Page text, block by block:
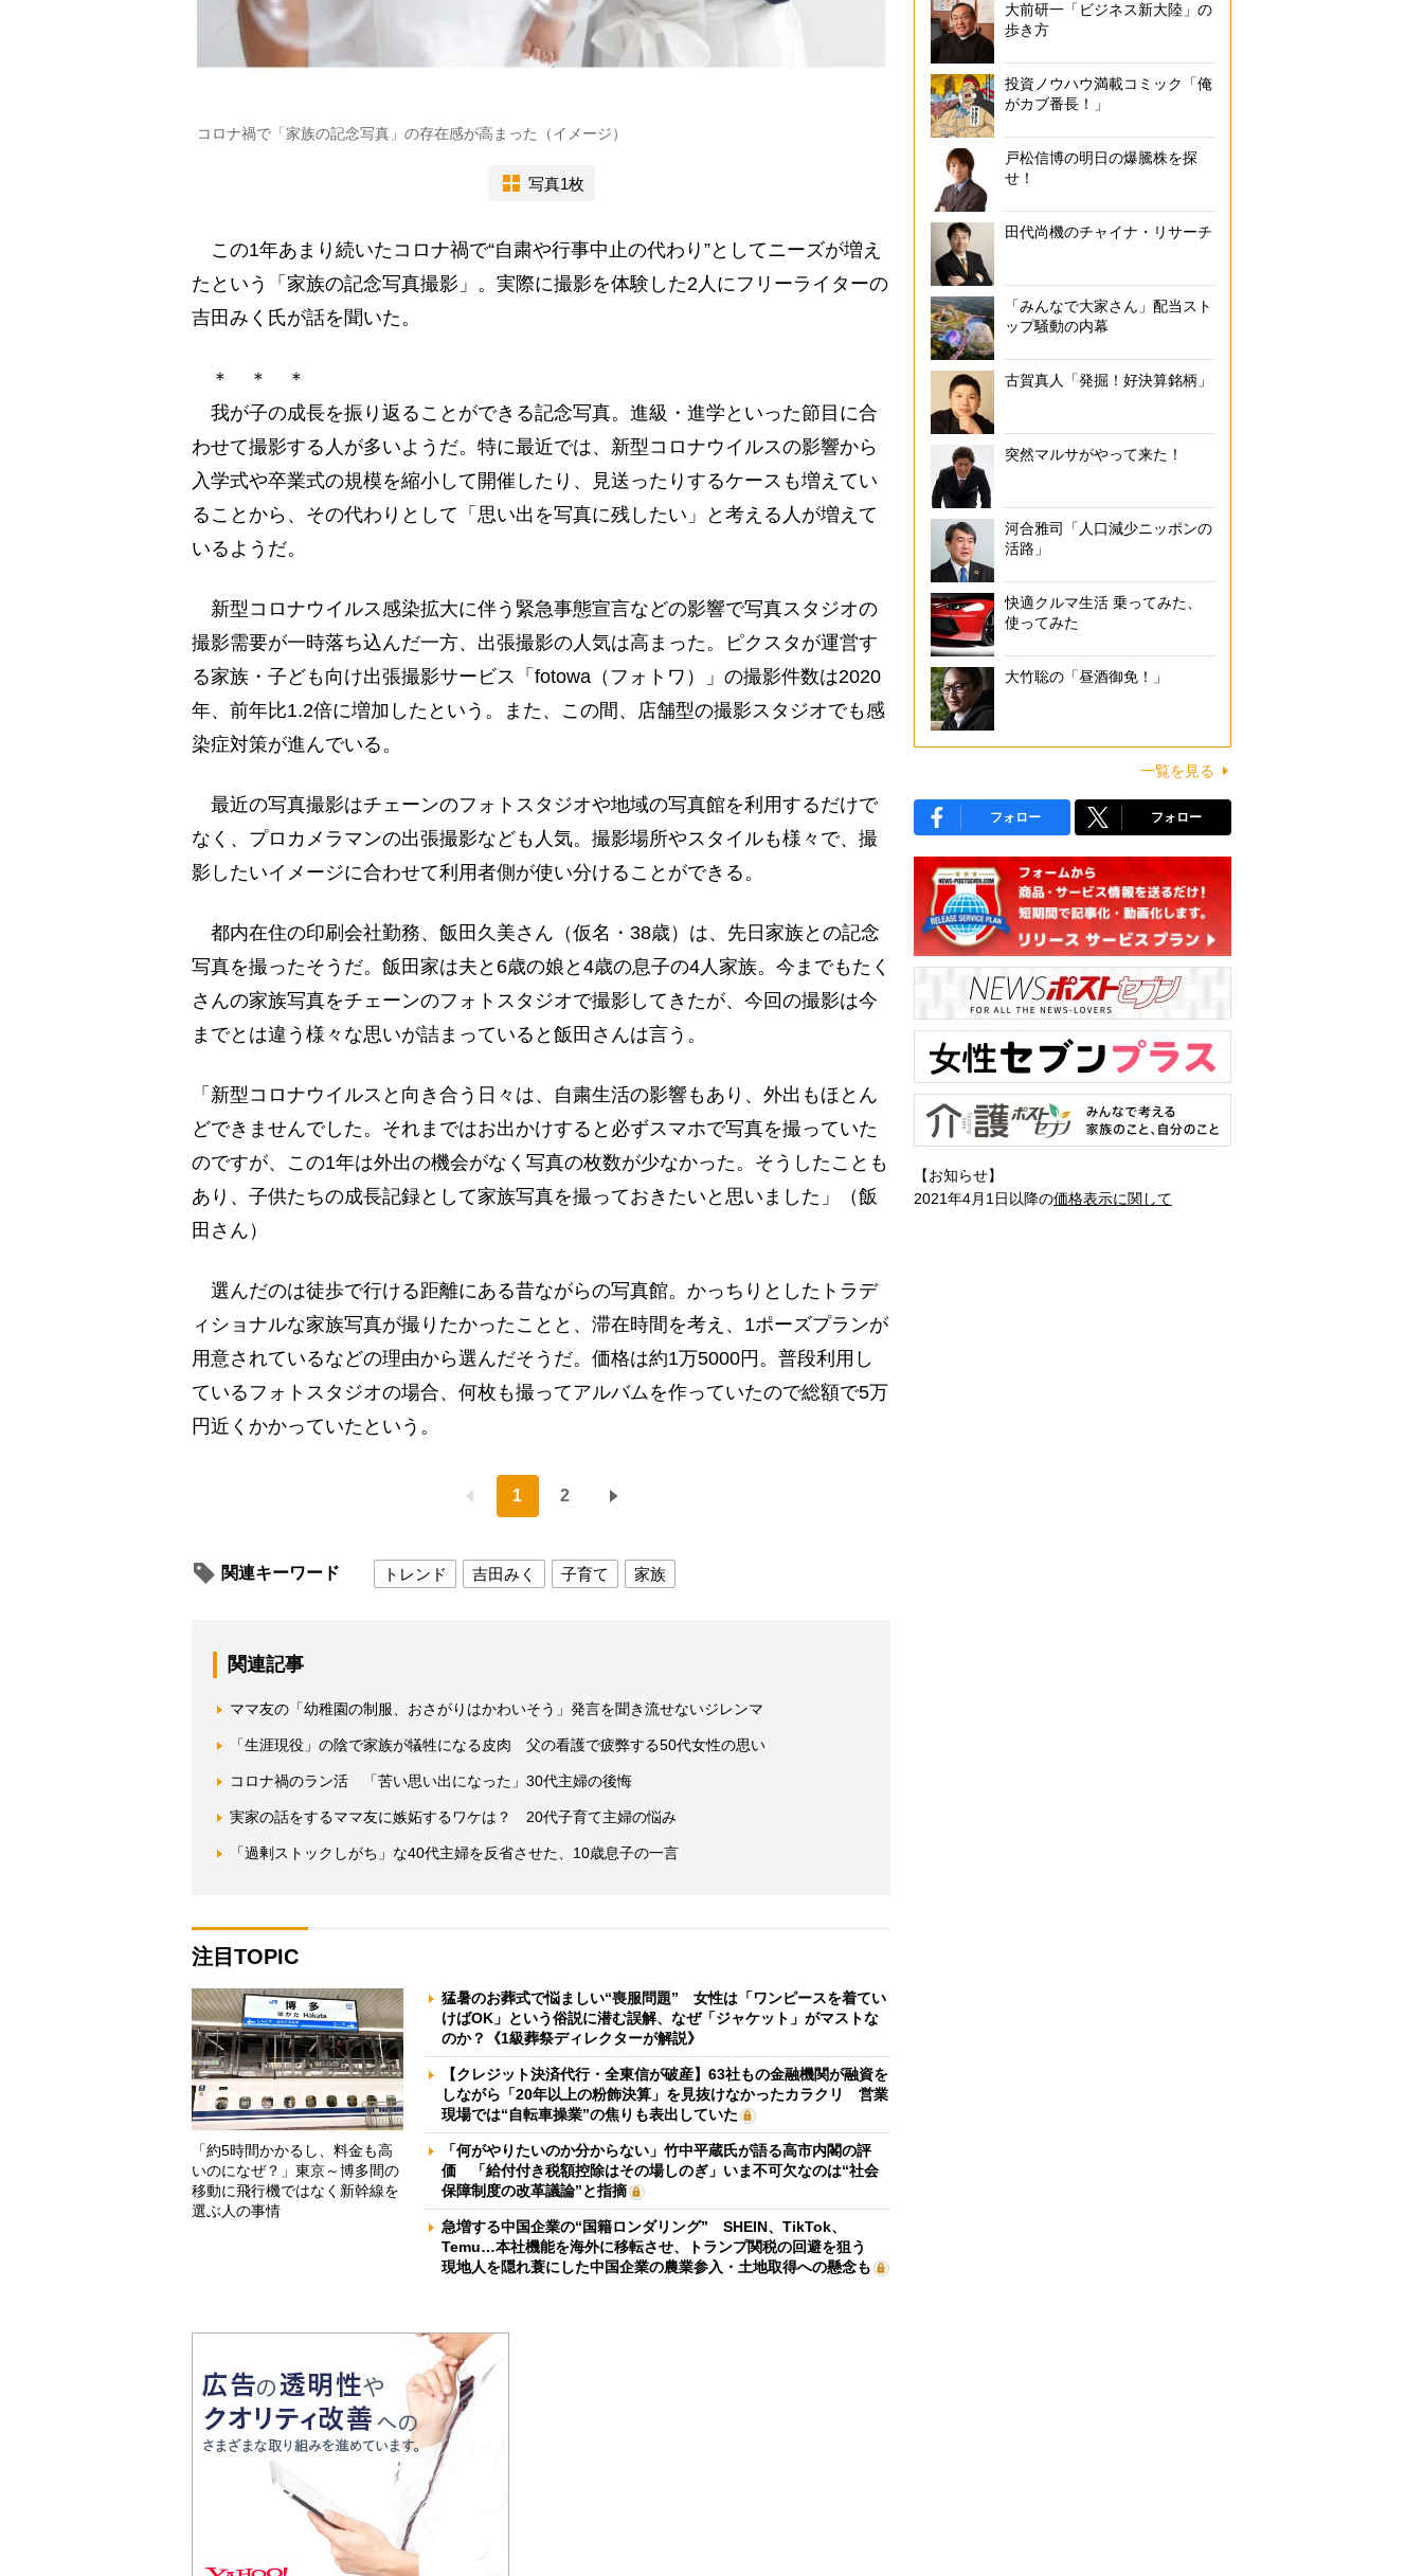
コロナ禍で「家族の記念写真」の存在感が高まった（イメージ）
写真1枚
この1年あまり続いたコロナ禍で“自粛や行事中止の代わり”としてニーズが増え
たという「家族の記念写真撮影」。実際に撮影を体験した2人にフリーライターの
吉田みく氏が話を聞いた。
＊ ＊ ＊
我が子の成長を振り返ることができる記念写真。進級・進学といった節目に合
わせて撮影する人が多いようだ。特に最近では、新型コロナウイルスの影響から
入学式や卒業式の規模を縮小して開催したり、見送ったりするケースも増えてい
ることから、その代わりとして「思い出を写真に残したい」と考える人が増えて
いるようだ。
新型コロナウイルス感染拡大に伴う緊急事態宣言などの影響で写真スタジオの
撮影需要が一時落ち込んだ一方、出張撮影の人気は高まった。ピクスタが運営す
る家族・子ども向け出張撮影サービス「fotowa（フォトワ）」の撮影件数は2020
年、前年比1.2倍に増加したという。また、この間、店舗型の撮影スタジオでも感
染症対策が進んでいる。
最近の写真撮影はチェーンのフォトスタジオや地域の写真館を利用するだけで
なく、プロカメラマンの出張撮影なども人気。撮影場所やスタイルも様々で、撮
影したいイメージに合わせて利用者側が使い分けることができる。
都内在住の印刷会社勤務、飯田久美さん（仮名・38歳）は、先日家族との記念
写真を撮ったそうだ。飯田家は夫と6歳の娘と4歳の息子の4人家族。今までもたく
さんの家族写真をチェーンのフォトスタジオで撮影してきたが、今回の撮影は今
までとは違う様々な思いが詰まっていると飯田さんは言う。
「新型コロナウイルスと向き合う日々は、自粛生活の影響もあり、外出もほとん
どできませんでした。それまではお出かけすると必ずスマホで写真を撮っていた
のですが、この1年は外出の機会がなく写真の枚数が少なかった。そうしたことも
あり、子供たちの成長記録として家族写真を撮っておきたいと思いました」（飯
田さん）
選んだのは徒歩で行ける距離にある昔ながらの写真館。かっちりとしたトラデ
ィショナルな家族写真が撮りたかったことと、滞在時間を考え、1ポーズプランが
用意されているなどの理由から選んだそうだ。価格は約1万5000円。普段利用し
ているフォトスタジオの場合、何枚も撮ってアルバムを作っていたので総額で5万
円近くかかっていたという。
1 2
関連キーワード トレンド 吉田みく 子育て 家族
関連記事
ママ友の「幼稚園の制服、おさがりはかわいそう」発言を聞き流せないジレンマ
「生涯現役」の陰で家族が犠牲になる皮肉 父の看護で疲弊する50代女性の思い
コロナ禍のラン活 「苦い思い出になった」30代主婦の後悔
実家の話をするママ友に嫉妬するワケは？ 20代子育て主婦の悩み
「過剰ストックしがち」な40代主婦を反省させた、10歳息子の一言
注目TOPIC
「約5時間かかるし、料金も高
いのになぜ？」東京～博多間の
移動に飛行機ではなく新幹線を
選ぶ人の事情
猛暑のお葬式で悩ましい“喪服問題” 女性は「ワンピースを着てい
けばOK」という俗説に潜む誤解、なぜ「ジャケット」がマストな
のか？《1級葬祭ディレクターが解説》
【クレジット決済代行・全東信が破産】63社もの金融機関が融資を
しながら「20年以上の粉飾決算」を見抜けなかったカラクリ 営業
現場では“自転車操業”の焦りも表出していた
「何がやりたいのか分からない」竹中平蔵氏が語る高市内閣の評
価 「給付付き税額控除はその場しのぎ」いま不可欠なのは“社会
保障制度の改革議論”と指摘
急増する中国企業の“国籍ロンダリング” SHEIN、TikTok、
Temu…本社機能を海外に移転させ、トランプ関税の回避を狙う
現地人を隠れ蓑にした中国企業の農業参入・土地取得への懸念も
大前研一「ビジネス新大陸」の
歩き方
投資ノウハウ満載コミック「俺
がカブ番長！」
戸松信博の明日の爆騰株を探
せ！
田代尚機のチャイナ・リサーチ
「みんなで大家さん」配当スト
ップ騒動の内幕
古賀真人「発掘！好決算銘柄」
突然マルサがやって来た！
河合雅司「人口減少ニッポンの
活路」
快適クルマ生活 乗ってみた、
使ってみた
大竹聡の「昼酒御免！」
一覧を見る
フォロー フォロー
【お知らせ】
2021年4月1日以降の価格表示に関して